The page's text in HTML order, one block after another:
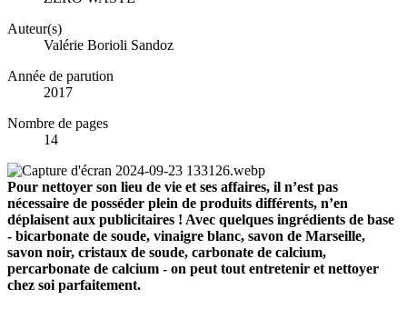
Auteur(s)
Valérie Borioli Sandoz
Année de parution
2017
Nombre de pages
14
Pour nettoyer son lieu de vie et ses affaires, il n’est pas
nécessaire de posséder plein de produits différents, n’en
déplaisent aux publicitaires ! Avec quelques ingrédients de base
- bicarbonate de soude, vinaigre blanc, savon de Marseille,
savon noir, cristaux de soude, carbonate de calcium,
percarbonate de calcium - on peut tout entretenir et nettoyer
chez soi parfaitement.